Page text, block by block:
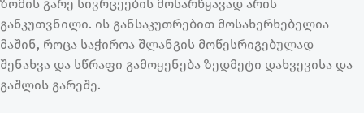
ზომის გარე სივრცეების მოსარწყავად არის
განკუთვნილი. ის განსაკუთრებით მოსახერხებელია
მაშინ, როცა საჭიროა შლანგის მოწესრიგებულად
შენახვა და სწრაფი გამოყენება ზედმეტი დახვევისა და
გაშლის გარეშე.